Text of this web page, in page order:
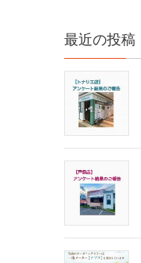
最近の投稿